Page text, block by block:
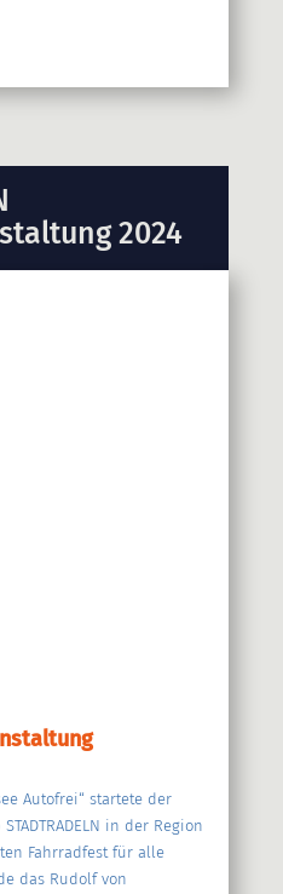
2024
Autofrei“ startete der
in der Region
Fahrradfest für alle
das Rudolf von